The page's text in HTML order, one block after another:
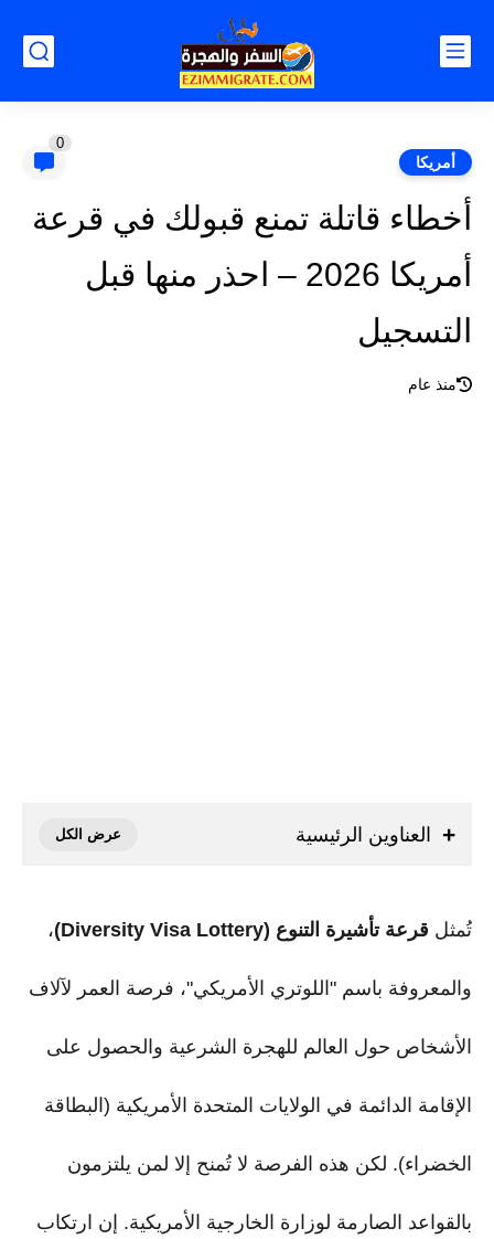
أمريكا
0
أخطاء قاتلة تمنع قبولك في قرعة
أمريكا 2026 – احذر منها قبل
التسجيل
منذ عام
العناوين الرئيسية
تُمثل قرعة تأشيرة التنوع (Diversity Visa Lottery) ،
والمعروفة باسم "اللوتري الأمريكي"، فرصة العمر لآلاف
الأشخاص حول العالم للهجرة الشرعية والحصول على
الإقامة الدائمة في الولايات المتحدة الأمريكية (البطاقة
الخضراء). لكن هذه الفرصة لا تُمنح إلا لمن يلتزمون
بالقواعد الصارمة لوزارة الخارجية الأمريكية. إن ارتكاب